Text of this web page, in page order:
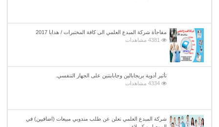
مفاجأة شركة المبدع العلمي الى كافة المختبرات / هدايا 2017
4381 مشاهدات
تأثير أدوية بريجابالين وجابابنتين على الجهاز التنفسي.
4334 مشاهدات
شركة المبدع العلمي تعلن عن طلب مندوبي مبيعات (اضافيين) في